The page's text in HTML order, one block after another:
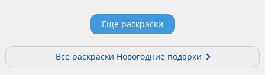
Еще раскраски
Все раскраски Новогодние подарки